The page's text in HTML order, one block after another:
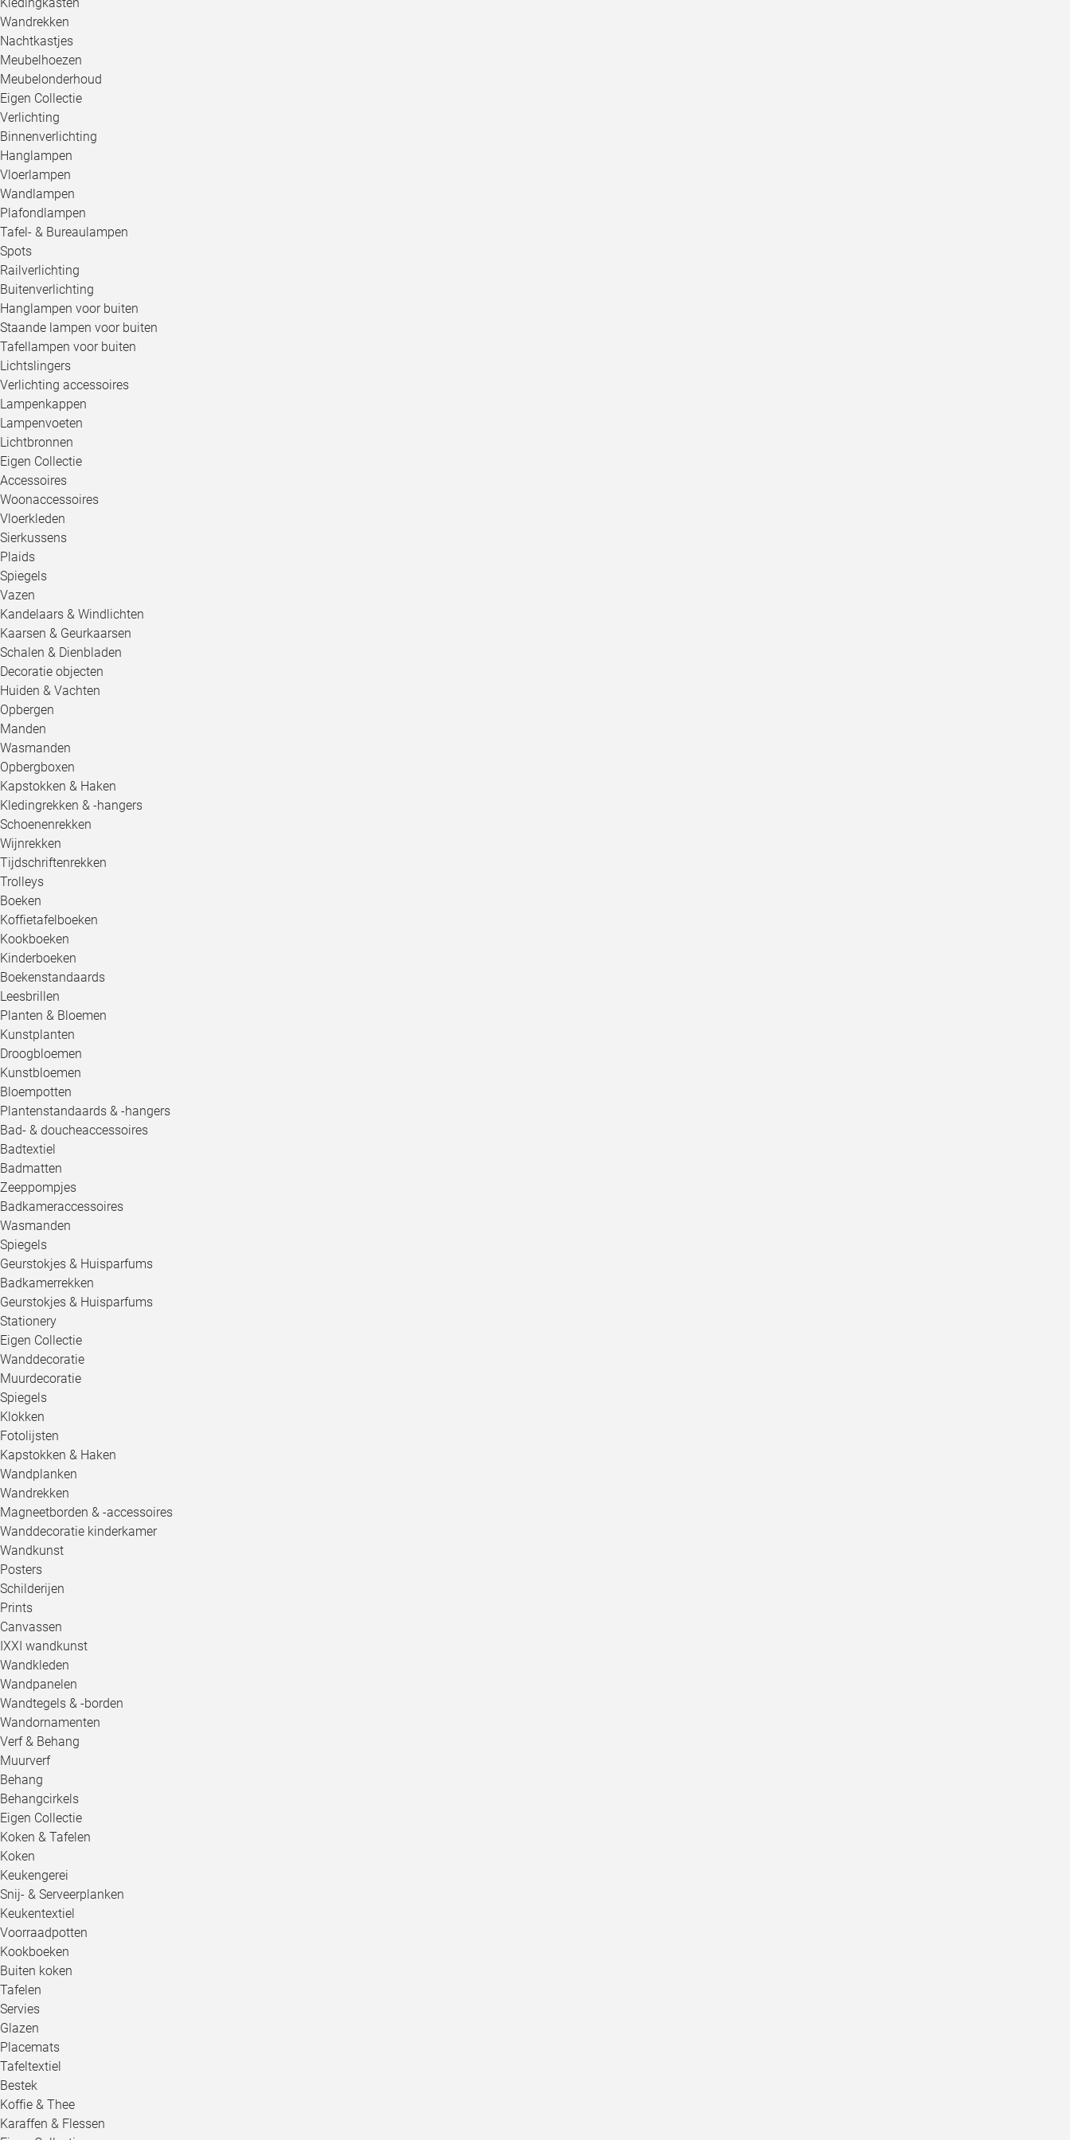
Wandrekken
Nachtkastjes
Meubelhoezen
Meubelonderhoud
Eigen Collectie
Verlichting
Binnenverlichting
Hanglampen
Vloerlampen
Wandlampen
Plafondlampen
Tafel- & Bureaulampen
Spots
Railverlichting
Buitenverlichting
Hanglampen voor buiten
Staande lampen voor buiten
Tafellampen voor buiten
Lichtslingers
Verlichting accessoires
Lampenkappen
Lampenvoeten
Lichtbronnen
Eigen Collectie
Accessoires
Woonaccessoires
Vloerkleden
Sierkussens
Plaids
Spiegels
Vazen
Kandelaars & Windlichten
Kaarsen & Geurkaarsen
Schalen & Dienbladen
Decoratie objecten
Huiden & Vachten
Opbergen
Manden
Wasmanden
Opbergboxen
Kapstokken & Haken
Kledingrekken & -hangers
Schoenenrekken
Wijnrekken
Tijdschriftenrekken
Trolleys
Boeken
Koffietafelboeken
Kookboeken
Kinderboeken
Boekenstandaards
Leesbrillen
Planten & Bloemen
Kunstplanten
Droogbloemen
Kunstbloemen
Bloempotten
Plantenstandaards & -hangers
Bad- & doucheaccessoires
Badtextiel
Badmatten
Zeeppompjes
Badkameraccessoires
Wasmanden
Spiegels
Geurstokjes & Huisparfums
Badkamerrekken
Geurstokjes & Huisparfums
Stationery
Eigen Collectie
Wanddecoratie
Muurdecoratie
Spiegels
Klokken
Fotolijsten
Kapstokken & Haken
Wandplanken
Wandrekken
Magneetborden & -accessoires
Wanddecoratie kinderkamer
Wandkunst
Posters
Schilderijen
Prints
Canvassen
IXXI wandkunst
Wandkleden
Wandpanelen
Wandtegels & -borden
Wandornamenten
Verf & Behang
Muurverf
Behang
Behangcirkels
Eigen Collectie
Koken & Tafelen
Koken
Keukengerei
Snij- & Serveerplanken
Keukentextiel
Voorraadpotten
Kookboeken
Buiten koken
Tafelen
Servies
Glazen
Placemats
Tafeltextiel
Bestek
Koffie & Thee
Karaffen & Flessen